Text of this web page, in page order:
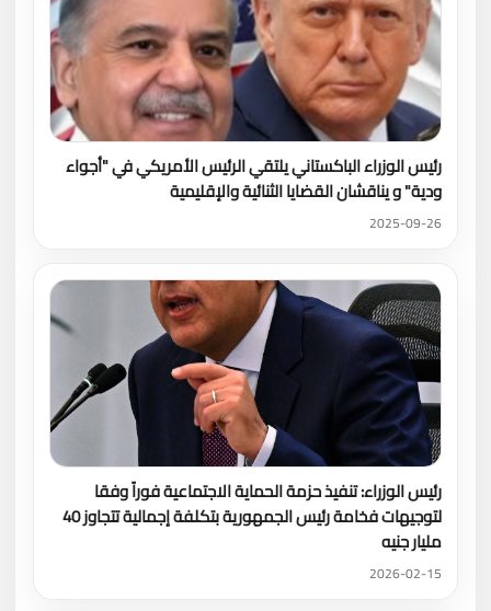
رئيس الوزراء الباكستاني يلتقي الرئيس الأمريكي في "أجواء
ودية" و يناقشان القضايا الثنائية والإقليمية
2025-09-26
رئيس الوزراء: تنفيذ حزمة الحماية الاجتماعية فوراً وفقا
لتوجيهات فخامة رئيس الجمهورية بتكلفة إجمالية تتجاوز 40
مليار جنيه
2026-02-15